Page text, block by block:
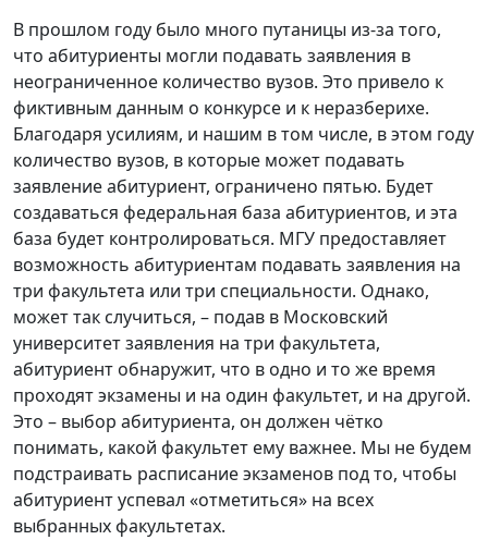
В прошлом году было много путаницы из-за того,
что абитуриенты могли подавать заявления в
неограниченное количество вузов. Это привело к
фиктивным данным о конкурсе и к неразберихе.
Благодаря усилиям, и нашим в том числе, в этом году
количество вузов, в которые может подавать
заявление абитуриент, ограничено пятью. Будет
создаваться федеральная база абитуриентов, и эта
база будет контролироваться. МГУ предоставляет
возможность абитуриентам подавать заявления на
три факультета или три специальности. Однако,
может так случиться, – подав в Московский
университет заявления на три факультета,
абитуриент обнаружит, что в одно и то же время
проходят экзамены и на один факультет, и на другой.
Это – выбор абитуриента, он должен чётко
понимать, какой факультет ему важнее. Мы не будем
подстраивать расписание экзаменов под то, чтобы
абитуриент успевал «отметиться» на всех
выбранных факультетах.